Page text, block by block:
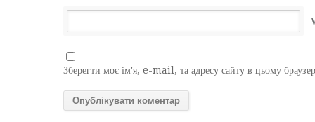
Зберегти моє ім'я, e-mail, та адресу сайту в цьому